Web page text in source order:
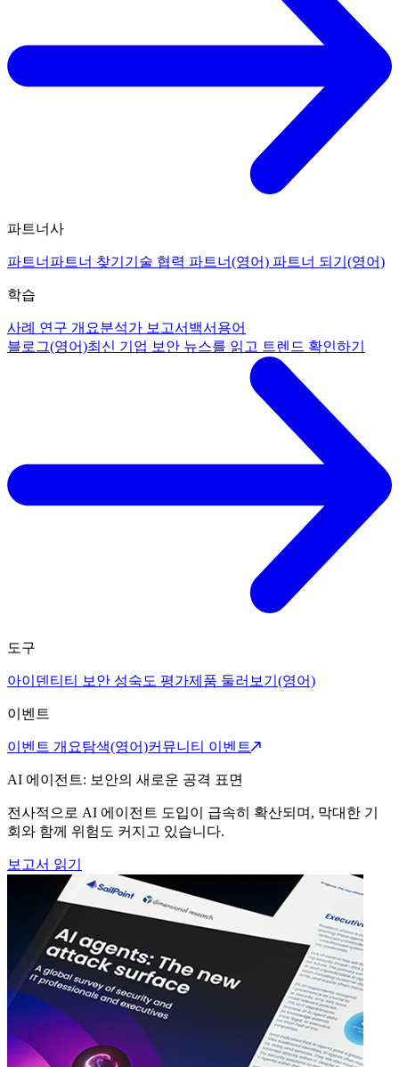
파트너사
파트너 파트너 찾기 기술 협력 파트너(영어) 파트너 되기(영어)
학습
사례 연구 개요분석가 보고서 백서 용어
블로그(영어)최신 기업 보안 뉴스를 읽고 트렌드 확인하기
도구
아이덴티티 보안 성숙도 평가제품 둘러보기(영어)
이벤트
이벤트 개요탐색(영어)커뮤니티 이벤트
AI 에이전트: 보안의 새로운 공격 표면
전사적으로 AI 에이전트 도입이 급속히 확산되며, 막대한 기
회와 함께 위험도 커지고 있습니다.
보고서 읽기